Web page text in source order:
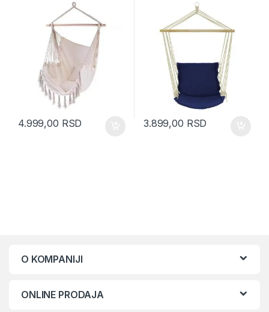
4.999,00 RSD 3.899,00 RSD
O KOMPANIJI
ONLINE PRODAJA